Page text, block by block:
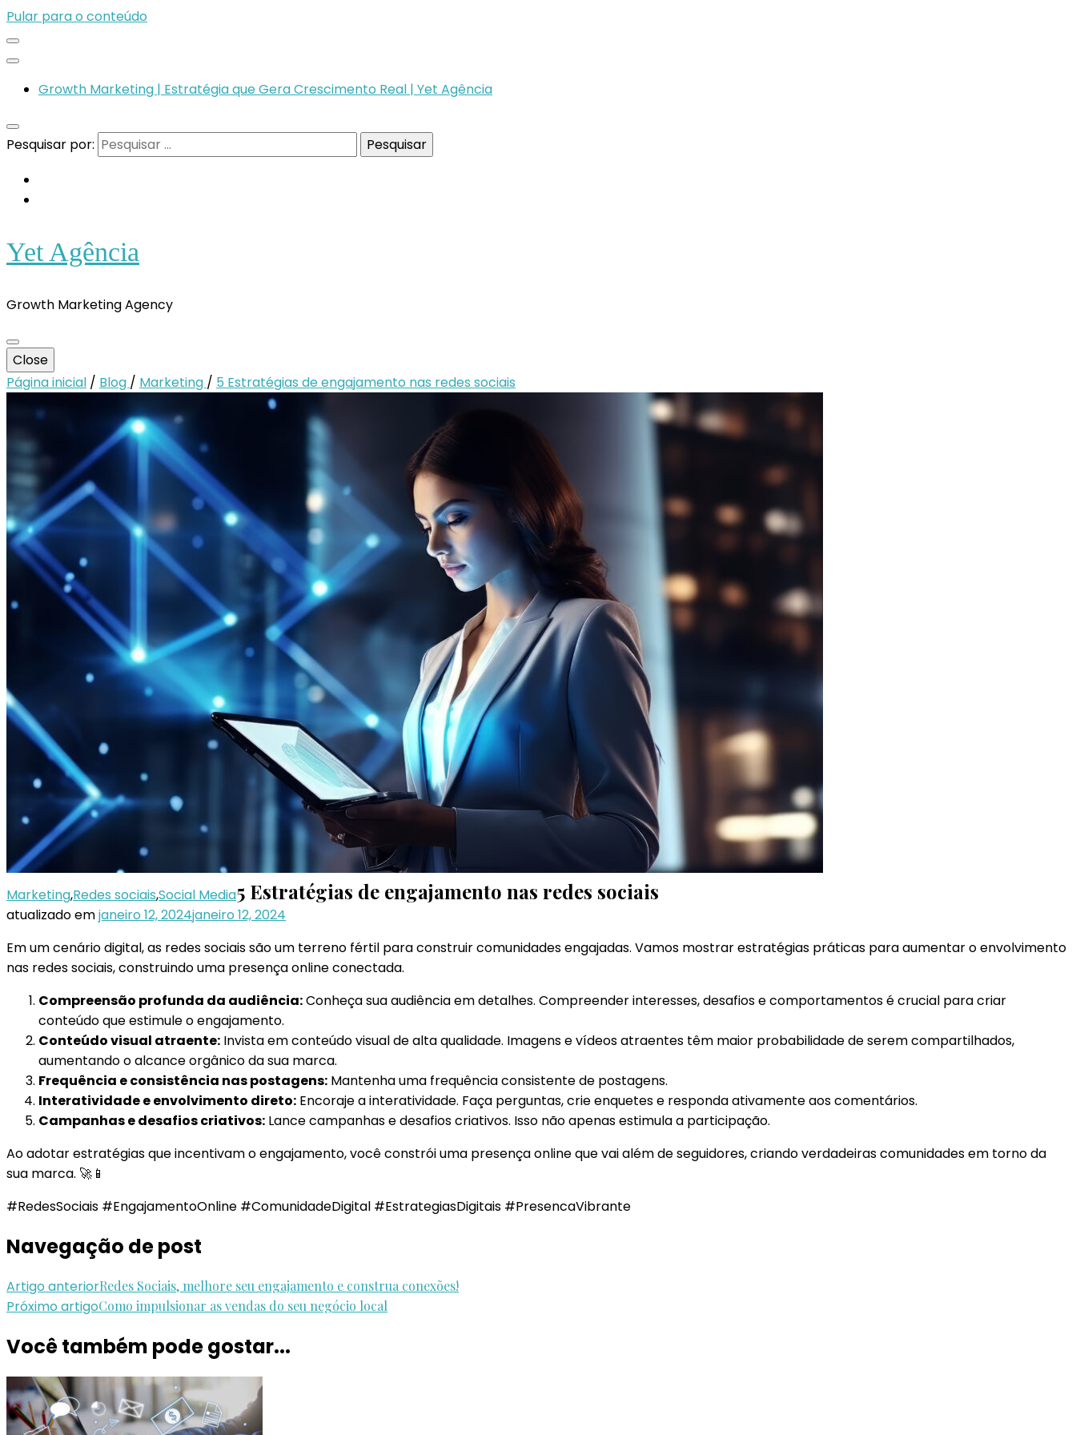
Pular para o conteúdo
Growth Marketing | Estratégia que Gera Crescimento Real | Yet Agência
Pesquisar por:
Yet Agência
Growth Marketing Agency
Close
Página inicial / Blog / Marketing / 5 Estratégias de engajamento nas redes sociais
Marketing,Redes sociais,Social Media5 Estratégias de engajamento nas redes sociais
atualizado emjaneiro 12, 2024janeiro 12, 2024
Em um cenário digital, as redes sociais são um terreno fértil para construir comunidades engajadas. Vamos mostrar estratégias práticas para aumentar o envolvimento
nas redes sociais, construindo uma presença online conectada.
Compreensão profunda da audiência:Conheça sua audiência em detalhes. Compreender interesses, desafios e comportamentos é crucial para criar
conteúdo que estimule o engajamento.
Conteúdo visual atraente: Invista em conteúdo visual de alta qualidade. Imagens e vídeos atraentes têm maior probabilidade de serem compartilhados,
aumentando o alcance orgânico da sua marca.
Frequência e consistência nas postagens: Mantenha uma frequência consistente de postagens.
Interatividade e envolvimento direto: Encoraje a interatividade. Faça perguntas, crie enquetes e responda ativamente aos comentários.
Campanhas e desafios criativos: Lance campanhas e desafios criativos. Isso não apenas estimula a participação.
Ao adotar estratégias que incentivam o engajamento, você constrói uma presença online que vai além de seguidores, criando verdadeiras comunidades em torno da
sua marca. 🚀📱
#RedesSociais #EngajamentoOnline #ComunidadeDigital #EstrategiasDigitais #PresencaVibrante
Navegação de post
Artigo anteriorRedes Sociais, melhore seu engajamento e construa conexões!
Próximo artigoComo impulsionar as vendas do seu negócio local
Você também pode gostar...